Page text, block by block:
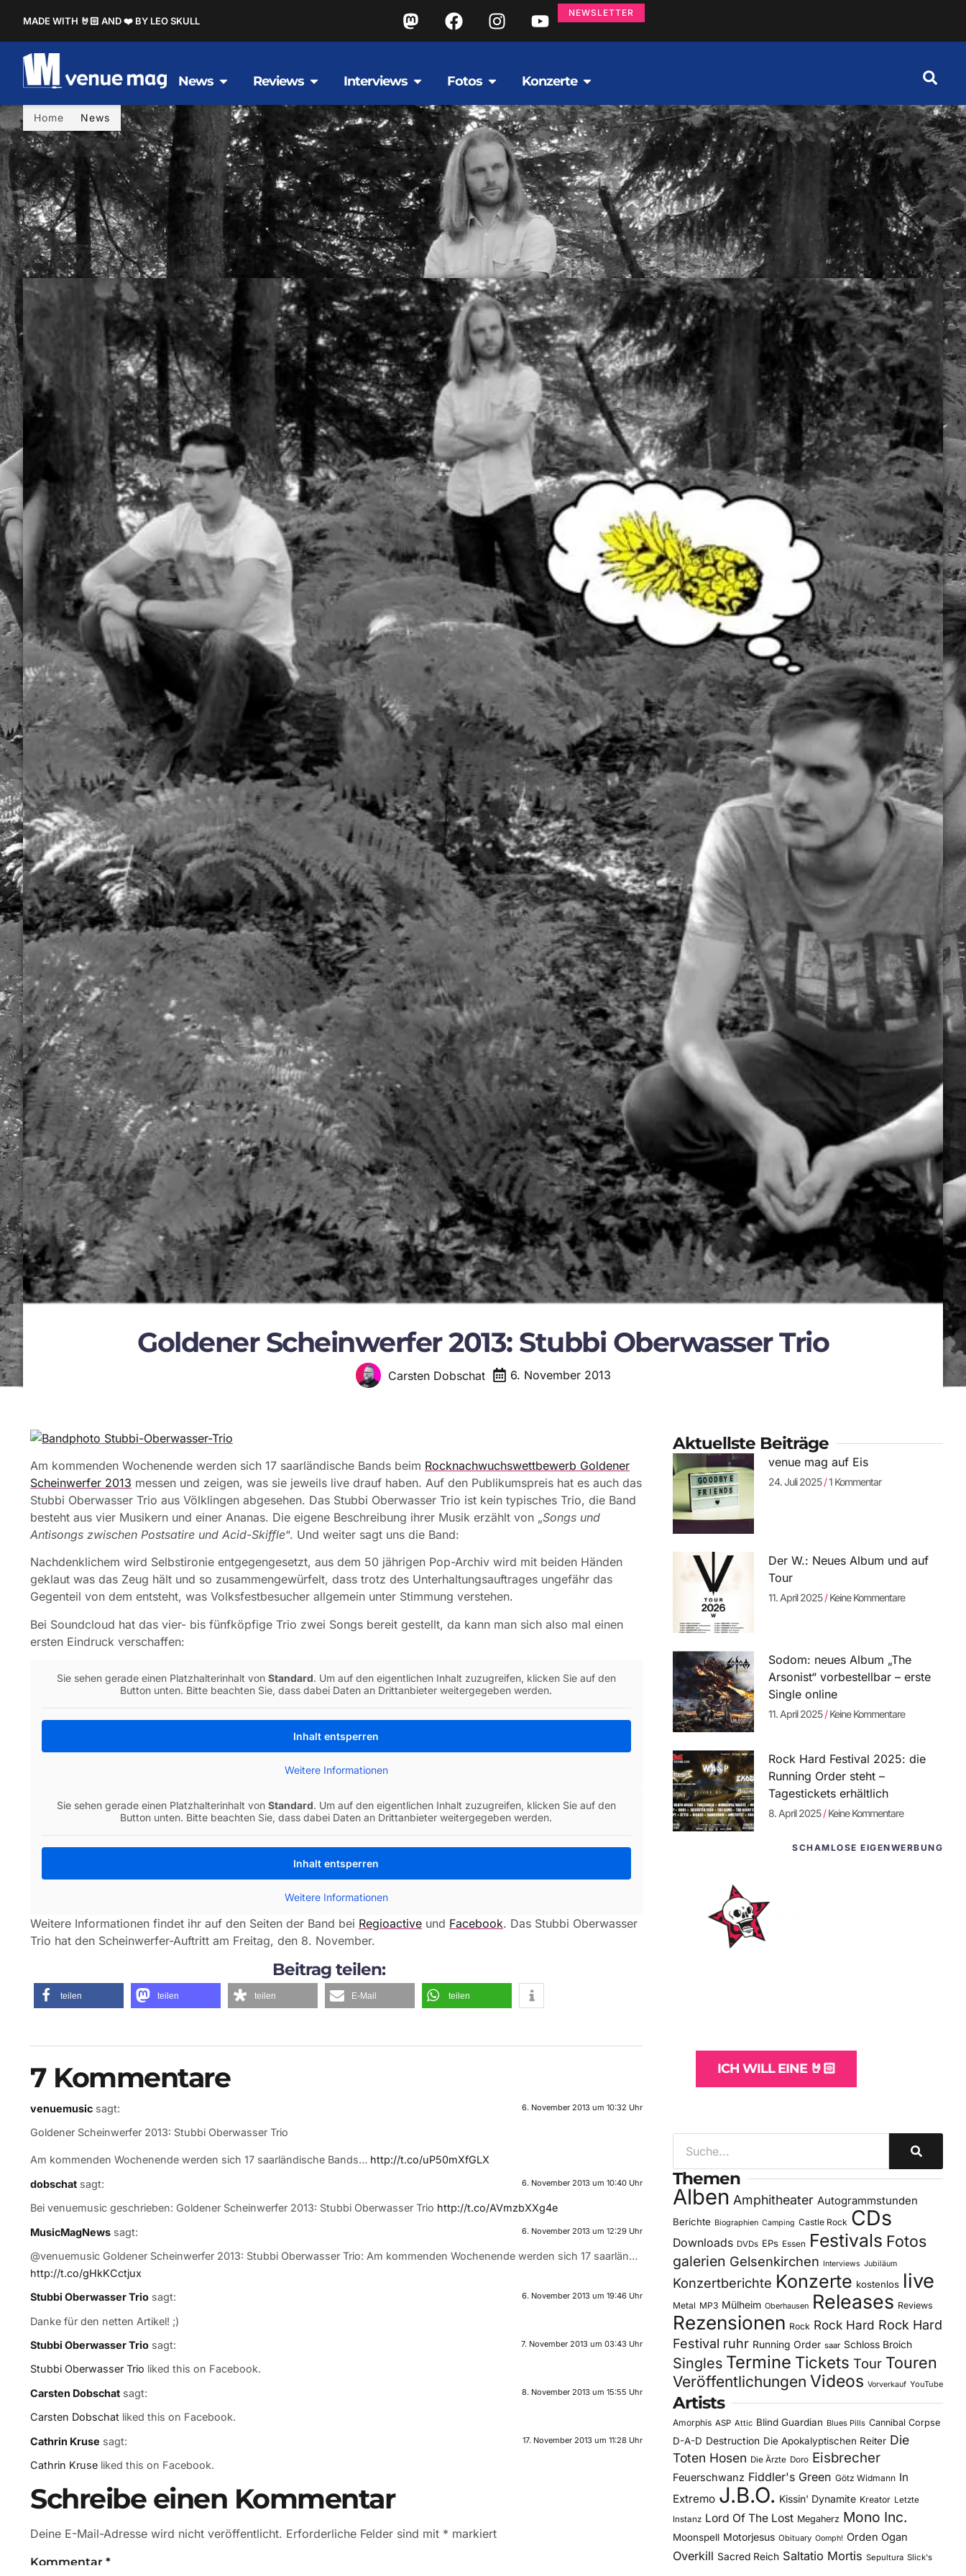
MADE WITH 🤘🏻 AND ❤️ BY LEO SKULL
NEWSLETTER
News Reviews Interviews Fotos Konzerte
Home News
Goldener Scheinwerfer 2013: Stubbi Oberwasser Trio
Carsten Dobschat 6. November 2013
Am kommenden Wochenende werden sich 17 saarländische Bands beim Rocknachwuchswettbewerb Goldener
Scheinwerfer 2013 messen und zeigen, was sie jeweils live drauf haben. Auf den Publikumspreis hat es auch das
Stubbi Oberwasser Trio aus Völklingen abgesehen. Das Stubbi Oberwasser Trio ist kein typisches Trio, die Band
besteht aus vier Musikern und einer Ananas. Die eigene Beschreibung ihrer Musik erzählt von „Songs und
Antisongs zwischen Postsatire und Acid-Skiffle“. Und weiter sagt uns die Band:
Nachdenklichem wird Selbstironie entgegengesetzt, aus dem 50 jährigen Pop-Archiv wird mit beiden Händen
geklaut was das Zeug hält und so zusammengewürfelt, dass trotz des Unterhaltungsauftrages ungefähr das
Gegenteil von dem entsteht, was Volksfestbesucher allgemein unter Stimmung verstehen.
Bei Soundcloud hat das vier- bis fünfköpfige Trio zwei Songs bereit gestellt, da kann man sich also mal einen
ersten Eindruck verschaffen:
Sie sehen gerade einen Platzhalterinhalt von Standard. Um auf den eigentlichen Inhalt zuzugreifen, klicken Sie auf den
Button unten. Bitte beachten Sie, dass dabei Daten an Drittanbieter weitergegeben werden.
Inhalt entsperren
Weitere Informationen
Sie sehen gerade einen Platzhalterinhalt von Standard. Um auf den eigentlichen Inhalt zuzugreifen, klicken Sie auf den
Button unten. Bitte beachten Sie, dass dabei Daten an Drittanbieter weitergegeben werden.
Inhalt entsperren
Weitere Informationen
Weitere Informationen findet ihr auf den Seiten der Band bei Regioactive und Facebook. Das Stubbi Oberwasser
Trio hat den Scheinwerfer-Auftritt am Freitag, den 8. November.
Beitrag teilen:
teilen teilen teilen E-Mail teilen
7 Kommentare
venuemusic sagt: 6. November 2013 um 10:32 Uhr
Goldener Scheinwerfer 2013: Stubbi Oberwasser Trio
Am kommenden Wochenende werden sich 17 saarländische Bands… http://t.co/uP50mXfGLX
dobschat sagt: 6. November 2013 um 10:40 Uhr
Bei venuemusic geschrieben: Goldener Scheinwerfer 2013: Stubbi Oberwasser Trio http://t.co/AVmzbXXg4e
MusicMagNews sagt: 6. November 2013 um 12:29 Uhr
@venuemusic Goldener Scheinwerfer 2013: Stubbi Oberwasser Trio: Am kommenden Wochenende werden sich 17 saarlän…
http://t.co/gHkKCctjux
Stubbi Oberwasser Trio sagt: 6. November 2013 um 19:46 Uhr
Danke für den netten Artikel! ;)
Stubbi Oberwasser Trio sagt: 7. November 2013 um 03:43 Uhr
Stubbi Oberwasser Trio liked this on Facebook.
Carsten Dobschat sagt: 8. November 2013 um 15:55 Uhr
Carsten Dobschat liked this on Facebook.
Cathrin Kruse sagt: 17. November 2013 um 11:28 Uhr
Cathrin Kruse liked this on Facebook.
Schreibe einen Kommentar
Deine E-Mail-Adresse wird nicht veröffentlicht. Erforderliche Felder sind mit * markiert
Kommentar *
Aktuellste Beiträge
venue mag auf Eis
24. Juli 2025 1 Kommentar
Der W.: Neues Album und auf
Tour
11. April 2025 Keine Kommentare
Sodom: neues Album „The
Arsonist“ vorbestellbar – erste
Single online
11. April 2025 Keine Kommentare
Rock Hard Festival 2025: die
Running Order steht –
Tagestickets erhältlich
8. April 2025 Keine Kommentare
SCHAMLOSE EIGENWERBUNG
ICH WILL EINE 🤘🏻
Themen
Alben Amphitheater Autogrammstunden
Berichte Biographien Camping Castle Rock CDs
Downloads DVDs EPs Essen Festivals Fotos
galerien Gelsenkirchen Interviews Jubiläum
Konzertberichte Konzerte kostenlos live
Metal MP3 Mülheim Oberhausen Releases Reviews
Rezensionen Rock Rock Hard Rock Hard
Festival ruhr Running Order saar Schloss Broich
Singles Termine Tickets Tour Touren
Veröffentlichungen Videos Vorverkauf YouTube
Artists
Amorphis ASP Attic Blind Guardian Blues Pills Cannibal Corpse
D-A-D Destruction Die Apokalyptischen Reiter Die
Toten Hosen Die Ärzte Doro Eisbrecher
Feuerschwanz Fiddler's Green Götz Widmann In
Extremo J.B.O. Kissin' Dynamite Kreator Letzte
Instanz Lord Of The Lost Megaherz Mono Inc.
Moonspell Motorjesus Obituary Oomph! Orden Ogan
Overkill Sacred Reich Saltatio Mortis Sepultura Slick's